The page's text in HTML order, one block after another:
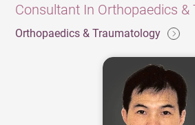
Consultant In Orthopaedics
Orthopaedics & Traumatology